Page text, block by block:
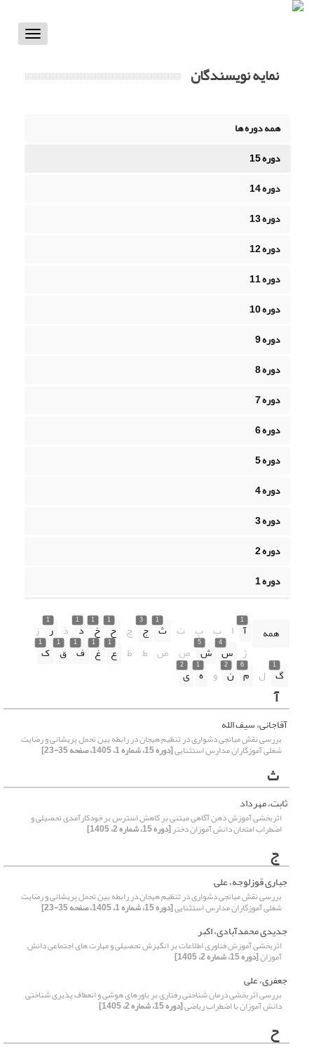
Toggle
نمایه نویسندگان
همه دوره ها
دوره 15
دوره 14
دوره 13
دوره 12
دوره 11
دوره 10
دوره 9
دوره 8
دوره 7
دوره 6
دوره 5
دوره 4
دوره 3
دوره 2
دوره 1
همه
1
آ ا ب پ ت
1
ث
3
ج چ
1
ح
1
خ
1
د ذ
1
ر ز
ژ
4
س
5
ش ص ض ط ظ
1
ع
1
غ
1
ف
1
ق
1
ک
1
گ ل
6
م
2
ن و
1
ه
2
ی
آ
آقاجانی، سیف الله
بررسی نقش میانجی دشواری در تنظیم هیجان در رابطه بین تحمل پریشانی و رضایت
شغلی آموزگاران مدارس استثنایی[دوره 15، شماره 1، 1405، صفحه 35-23]
ث
ثابت، مهرداد
اثربخشی آموزش ذهن آگاهی مبتنی بر کاهش استرس بر خودکارآمدی تحصیلی و
اضطراب امتحان دانش آموزان دختر[دوره 15، شماره 2، 1405]
ج
جباری قوزلوجه، علی
بررسی نقش میانجی دشواری در تنظیم هیجان در رابطه بین تحمل پریشانی و رضایت
شغلی آموزگاران مدارس استثنایی[دوره 15، شماره 1، 1405، صفحه 35-23]
جدیدی محمدآبادی، اکبر
اثربخشی آموزش فناوری اطلاعات بر انگیزش تحصیلی و مهارت های اجتماعی دانش
آموزان[دوره 15، شماره 2، 1405]
جعفری، علی
بررسی اثربخشی ‌درمان شناختی رفتاری بر باورهای هوشی و انعطاف پذیری شناختی
دانش آموزان با اضطراب ریاضی[دوره 15، شماره 2، 1405]
ح